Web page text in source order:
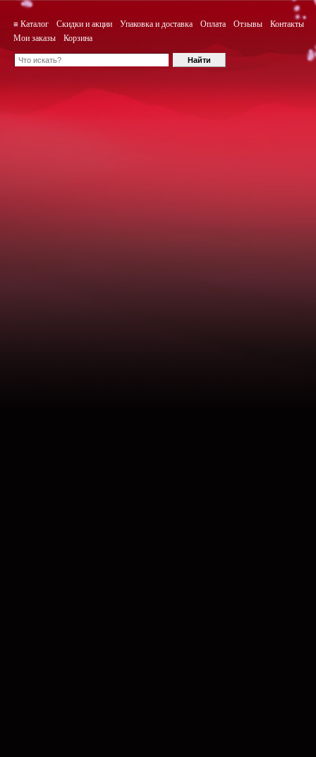
≡ Каталог Скидки и акции Упаковка и доставка Оплата Отзывы
Контакты
Мои заказы
Корзина